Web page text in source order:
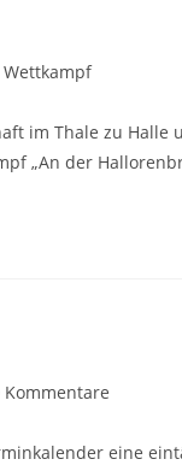
Wettkampf
im Thale zu Halle
„An der
Kommentare
eine